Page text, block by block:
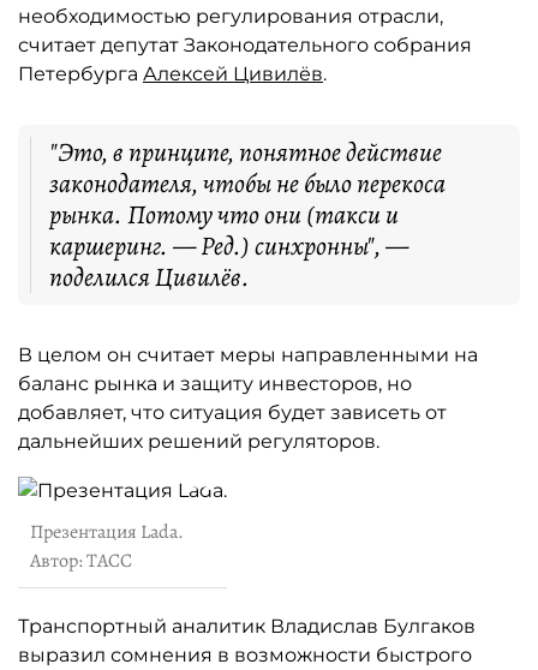
необходимостью регулирования отрасли,
считает депутат Законодательного собрания
Петербурга Алексей Цивилёв.
"Это, в принципе, понятное действие
законодателя, чтобы не было перекоса
рынка. Потому что они (такси и
каршеринг. — Ред.) синхронны", —
поделился Цивилёв.
В целом он считает меры направленными на
баланс рынка и защиту инвесторов, но
добавляет, что ситуация будет зависеть от
дальнейших решений регуляторов.
Презентация Lada.
Автор: ТАСС
Транспортный аналитик Владислав Булгаков
выразил сомнения в возможности быстрого